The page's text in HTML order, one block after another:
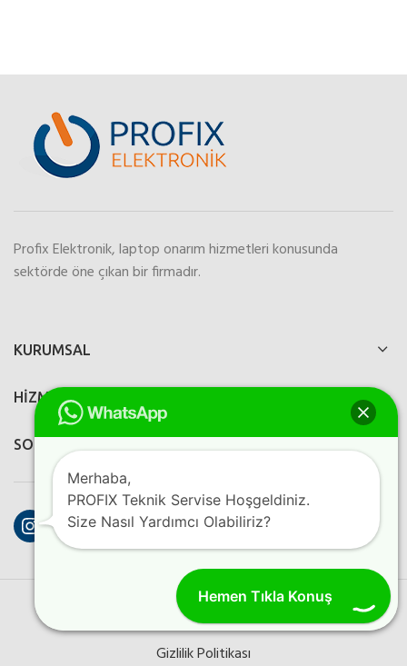
Profix Elektronik, laptop onarım hizmetleri konusunda
sektörde öne çıkan bir firmadır.
KURUMSAL
HİZMETLERİMİZ
SOSYAL MEDYA
Instagram
Facebook
YouTube
2023 Perfection Dijital AjansKreatif
Programlama
Gizlilik Politikası
Hemen Tıkla Konuş
Merhaba,
PROFIX Teknik Servise Hoşgeldiniz.
Size Nasıl Yardımcı Olabiliriz?